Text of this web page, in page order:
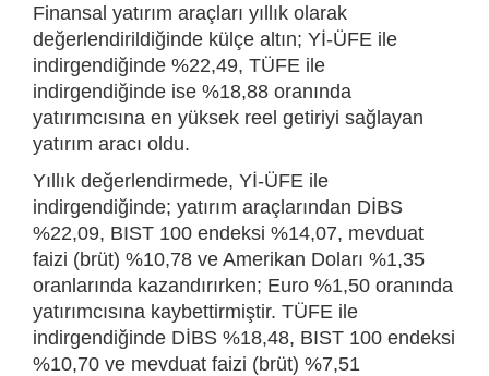
Finansal yatırım araçları yıllık olarak
değerlendirildiğinde külçe altın; Yİ-ÜFE ile
indirgendiğinde %22,49, TÜFE ile
indirgendiğinde ise %18,88 oranında
yatırımcısına en yüksek reel getiriyi sağlayan
yatırım aracı oldu.
Yıllık değerlendirmede, Yİ-ÜFE ile
indirgendiğinde; yatırım araçlarından DİBS
%22,09, BIST 100 endeksi %14,07, mevduat
faizi (brüt) %10,78 ve Amerikan Doları %1,35
oranlarında kazandırırken; Euro %1,50 oranında
yatırımcısına kaybettirmiştir. TÜFE ile
indirgendiğinde DİBS %18,48, BIST 100 endeksi
%10,70 ve mevduat faizi (brüt) %7,51